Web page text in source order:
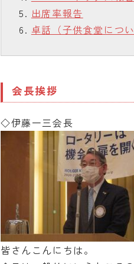
出席率報告
卓話（子供食堂につ
会長挨拶
◇伊藤一三会長
皆さんこんにちは。